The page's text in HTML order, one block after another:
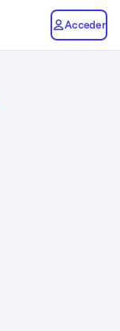
Acceder